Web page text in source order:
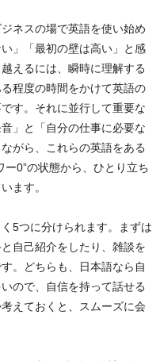
ネスの場で英語を使い始め
」「最初の壁は高い」と感
えるには、瞬時に理解する
程度の時間をかけて英語の
す。それに並行して重要な
」と「自分の仕事に必要な
がら、これらの英語をある
0”の状態から、ひとり立ち
ます。
5つに分けられます。まずは
自己紹介をしたり、雑談を
。どちらも、日本語なら自
ので、自信を持って話せる
えておくと、スムーズに会